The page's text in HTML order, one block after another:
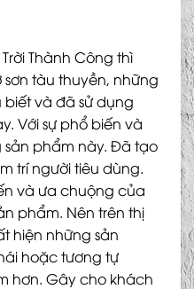
Thành Công thì
tàu thuyền, những
và đã sử dụng
Với sự phổ biến và
phẩm này. Đã tạo
trí người tiêu dùng.
và ưa chuộng của
phẩm. Nên trên thị
hiện những sản
hoặc tương tự
hơn. Gây cho khách